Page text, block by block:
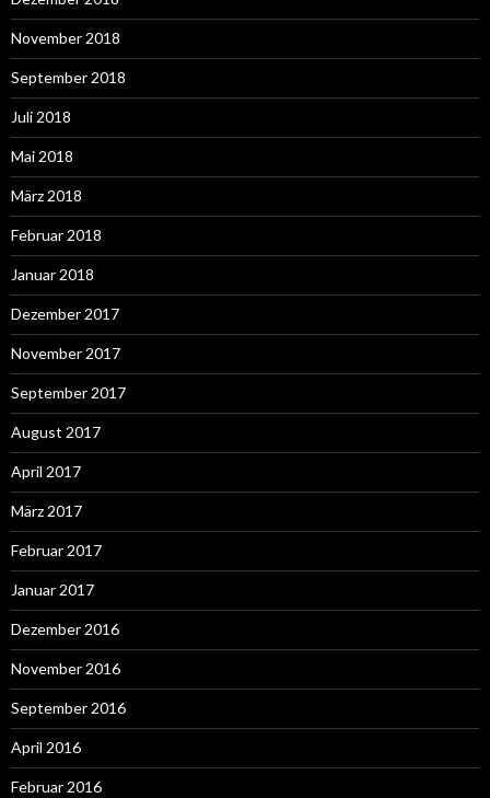
November 2018
September 2018
Juli 2018
Mai 2018
März 2018
Februar 2018
Januar 2018
Dezember 2017
November 2017
September 2017
August 2017
April 2017
März 2017
Februar 2017
Januar 2017
Dezember 2016
November 2016
September 2016
April 2016
Februar 2016